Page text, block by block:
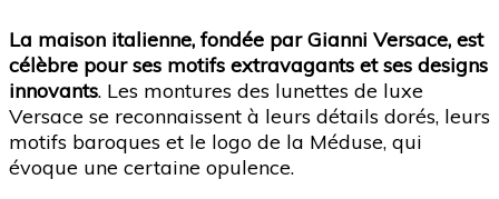
La maison italienne, fondée par Gianni Versace, est
célèbre pour ses motifs extravagants et ses designs
innovants. Les montures des lunettes de luxe
Versace se reconnaissent à leurs détails dorés, leurs
motifs baroques et le logo de la Méduse, qui
évoque une certaine opulence.